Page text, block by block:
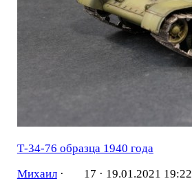
Т-34-76 образца 1940 года
Михаил· 17 · 19.01.2021 19:22